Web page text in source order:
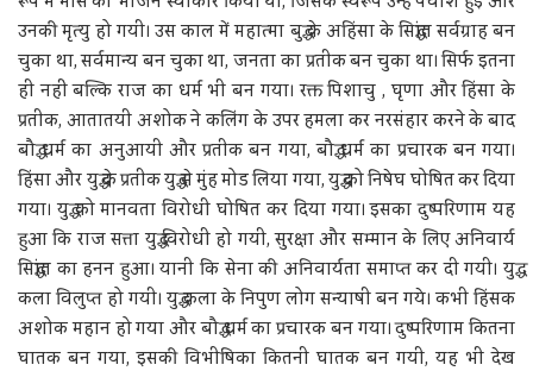
उनकी मृत्यु हो गयी। उस काल में महात्मा बुद्ध के अहिंसा के सिद्धांत सर्वग्राह बन
चुका था, सर्वमान्य बन चुका था, जनता का प्रतीक बन चुका था। सिर्फ इतना
ही नहीं बल्कि राज का धर्म भी बन गया। रक्त पिशाचु , घृणा और हिंसा के
प्रतीक, आतातयी अशोक ने कलिंग के उपर हमला कर नरसंहार करने के बाद
बौद्ध धर्म का अनुआयी और प्रतीक बन गया, बौद्ध धर्म का प्रचारक बन गया।
हिंसा और युद्ध के प्रतीक युद्ध से मुंह मोड लिया गया, युद्ध को निषेघ घोषित कर दिया
गया। युद्ध को मानवता विरोधी घोषित कर दिया गया। इसका दुष्परिणाम यह
हुआ कि राज सत्ता युद्ध विरोधी हो गयी, सुरक्षा और सम्मान के लिए अनिवार्य
सिद्धांत का हनन हुआ। यानी कि सेना की अनिवार्यता समाप्त कर दी गयी। युद्ध
कला विलुप्त हो गयी। युद्ध कला के निपुण लोग सन्याषी बन गये। कभी हिंसक
अशोक महान हो गया और बौद्ध धर्म का प्रचारक बन गया। दुष्परिणाम कितना
घातक बन गया, इसकी विभीषिका कितनी घातक बन गयी, यह भी देख